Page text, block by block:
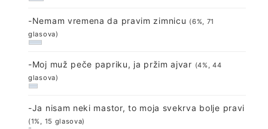
-Nemam vremena da pravim zimnicu (6%, 71
glasova)
-Moj muž peče papriku, ja pržim ajvar (4%, 44
glasova)
-Ja nisam neki mastor, to moja svekrva bolje pravi
(1%, 15 glasova)